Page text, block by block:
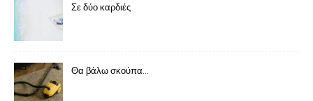
Σε δύο καρδιές
Θα βάλω σκούπα…